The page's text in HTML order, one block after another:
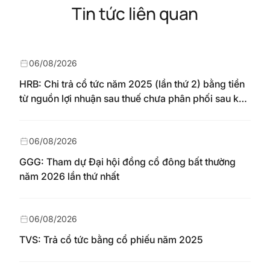
Tin tức liên quan
HRB: Chi trả cổ tức năm 2025 (lần thứ 2) bằng tiền
từ nguồn lợi nhuận sau thuế chưa phân phối sau khi
ngày 04/08/2026
06/08/2026
GGG: Tham dự Đại hội đồng cổ đông bất thường
năm 2026 lần thứ nhất
06/08/2026
TVS: Trả cổ tức bằng cổ phiếu năm 2025
06/08/2026